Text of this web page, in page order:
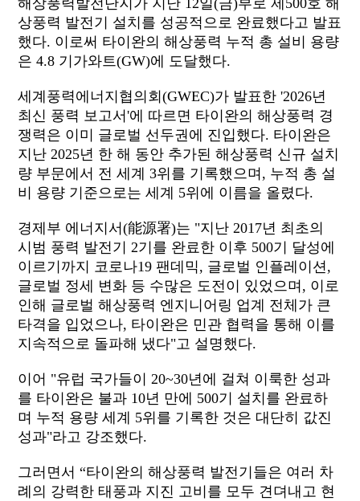
해상풍력발전단지가 지난 12일(금)부로 제500호 해
상풍력 발전기 설치를 성공적으로 완료했다고 발표
했다. 이로써 타이완의 해상풍력 누적 총 설비 용량
은 4.8 기가와트(GW)에 도달했다.
세계풍력에너지협의회(GWEC)가 발표한 '2026년
최신 풍력 보고서'에 따르면 타이완의 해상풍력 경
쟁력은 이미 글로벌 선두권에 진입했다. 타이완은
지난 2025년 한 해 동안 추가된 해상풍력 신규 설치
량 부문에서 전 세계 3위를 기록했으며, 누적 총 설
비 용량 기준으로는 세계 5위에 이름을 올렸다.
경제부 에너지서(能源署)는 "지난 2017년 최초의
시범 풍력 발전기 2기를 완료한 이후 500기 달성에
이르기까지 코로나19 팬데믹, 글로벌 인플레이션,
글로벌 정세 변화 등 수많은 도전이 있었으며, 이로
인해 글로벌 해상풍력 엔지니어링 업계 전체가 큰
타격을 입었으나, 타이완은 민관 협력을 통해 이를
지속적으로 돌파해 냈다"고 설명했다.
이어 "유럽 국가들이 20~30년에 걸쳐 이룩한 성과
를 타이완은 불과 10년 만에 500기 설치를 완료하
며 누적 용량 세계 5위를 기록한 것은 대단히 값진
성과"라고 강조했다.
그러면서 “타이완의 해상풍력 발전기들은 여러 차
례의 강력한 태풍과 지진 고비를 모두 견뎌내고 현